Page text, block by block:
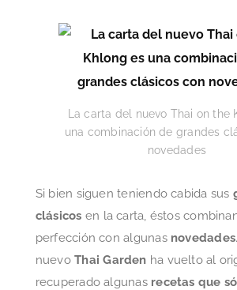
La carta del nuevo Thai on the
una combinación de grandes
novedades
Si bien siguen teniendo cabida sus
clásicos en la carta, éstos
perfección con algunas novedades
nuevoThai Garden ha vuelto al
recuperado algunas recetas que